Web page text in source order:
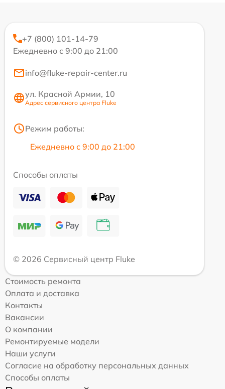
+7 (800) 101-14-79
Ежедневно с 9:00 до 21:00
info@fluke-repair-center.ru
ул. Красной Армии, 10
Адрес сервисного центра Fluke
Режим работы:
Ежедневно с 9:00 до 21:00
Способы оплаты
© 2026 Сервисный центр Fluke
Стоимость ремонта
Оплата и доставка
Контакты
Вакансии
О компании
Ремонтируемые модели
Наши услуги
Согласие на обработку персональных данных
Способы оплаты